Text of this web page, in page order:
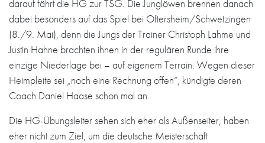
darauf fährt die HG zur TSG. Die Junglöwen brennen danach
dabei besonders auf das Spiel bei Oftersheim/Schwetzingen
(8./9. Mai), denn die Jungs der Trainer Christoph Lahme und
Justin Hahne brachten ihnen in der regulären Runde ihre
einzige Niederlage bei – auf eigenem Terrain. Wegen dieser
Heimpleite sei „noch eine Rechnung offen“, kündigte deren
Coach Daniel Haase schon mal an.
Die HG-Übungsleiter sehen sich eher als Außenseiter, haben
eher nicht zum Ziel, um die deutsche Meisterschaft